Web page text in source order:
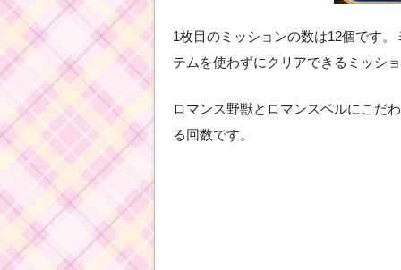
1枚目のミッションの数は12個です
テムを使わずにクリアできるミッシ
ロマンス野獣とロマンスベルにこだ
る回数です。